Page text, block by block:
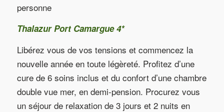
personne
Thalazur Port Camargue 4*
Libérez vous de vos tensions et commencez la
nouvelle année en toute légèreté. Profitez d’une
cure de 6 soins inclus et du confort d’une chambre
double vue mer, en demi-pension. Procurez vous
un séjour de relaxation de 3 jours et 2 nuits en